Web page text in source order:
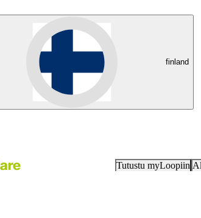
finland
Tutustu myLoopiin